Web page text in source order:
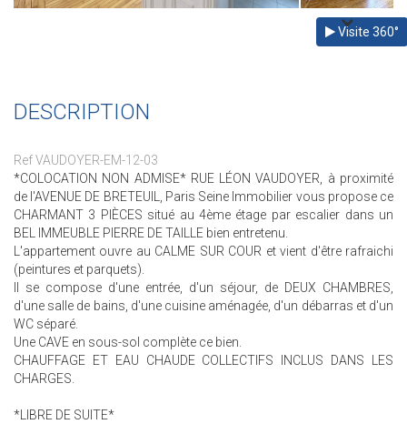
Visite 360°
DESCRIPTION
Ref VAUDOYER-EM-12-03
*COLOCATION NON ADMISE* RUE LÉON VAUDOYER, à proximité
de l'AVENUE DE BRETEUIL, Paris Seine Immobilier vous propose ce
CHARMANT 3 PIÈCES situé au 4ème étage par escalier dans un
BEL IMMEUBLE PIERRE DE TAILLE bien entretenu.
L'appartement ouvre au CALME SUR COUR et vient d'être rafraichi
(peintures et parquets).
Il se compose d'une entrée, d'un séjour, de DEUX CHAMBRES,
d'une salle de bains, d'une cuisine aménagée, d'un débarras et d'un
WC séparé.
Une CAVE en sous-sol complète ce bien.
CHAUFFAGE ET EAU CHAUDE COLLECTIFS INCLUS DANS LES
CHARGES.
*LIBRE DE SUITE*